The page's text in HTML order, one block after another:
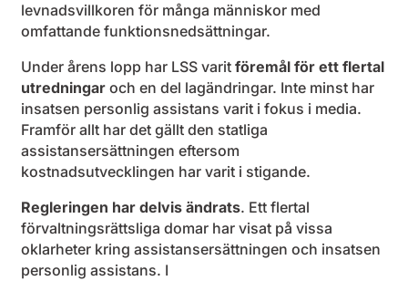
levnadsvillkoren för många människor med
omfattande funktionsnedsättningar.
Under årens lopp har LSS varit föremål för ett flertal
utredningar och en del lagändringar. Inte minst har
insatsen personlig assistans varit i fokus i media.
Framför allt har det gällt den statliga
assistansersättningen eftersom
kostnadsutvecklingen har varit i stigande.
Regleringen har delvis ändrats. Ett flertal
förvaltningsrättsliga domar har visat på vissa
oklarheter kring assistansersättningen och insatsen
personlig assistans. I